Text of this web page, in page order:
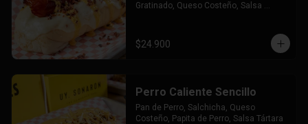
Gratinado, Queso Costeño, Salsa
$24.900
Perro Caliente Sencillo
Pan de Perro, Salchicha, Queso
Costeño, Papita de Perro, Salsa Tártara